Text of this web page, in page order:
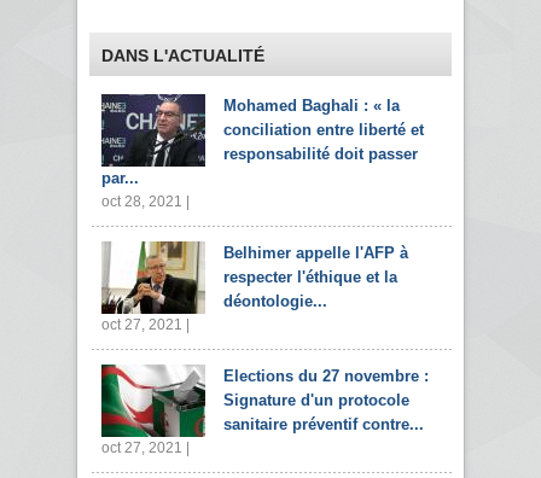
DANS L'ACTUALITÉ
Mohamed Baghali : « la
conciliation entre liberté et
responsabilité doit passer
par...
oct 28, 2021 |
Belhimer appelle l'AFP à
respecter l'éthique et la
déontologie...
oct 27, 2021 |
Elections du 27 novembre :
Signature d'un protocole
sanitaire préventif contre...
oct 27, 2021 |